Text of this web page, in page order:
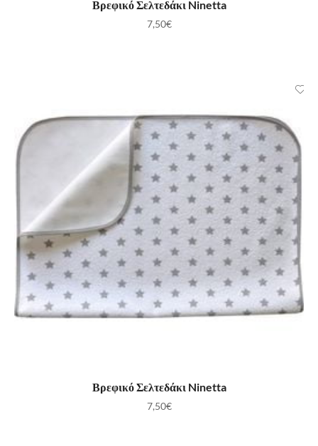
Βρεφικό Σελτεδάκι Ninetta
7,50€
ΠΡΟΣΘΉΚΗ ΣΤΟ ΚΑΛΆΘΙ
Βρεφικό Σελτεδάκι Ninetta
7,50€